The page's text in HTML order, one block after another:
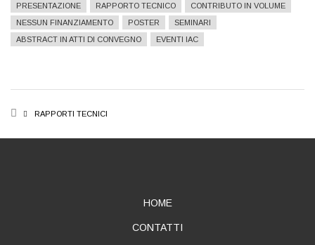
PRESENTAZIONE
RAPPORTO TECNICO
CONTRIBUTO IN VOLUME
NESSUN FINANZIAMENTO
POSTER
SEMINARI
ABSTRACT IN ATTI DI CONVEGNO
EVENTI IAC
BREADCRUMB
RAPPORTI TECNICI
HOME
CONTATTI